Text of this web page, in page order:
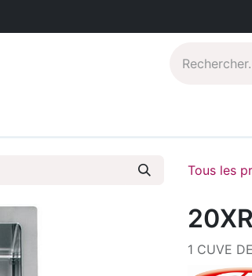
Tous les
1 CUVE